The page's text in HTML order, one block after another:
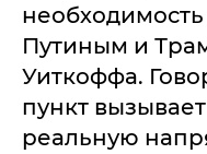
Путиным и
Уиткоффа.
пункт
реальную